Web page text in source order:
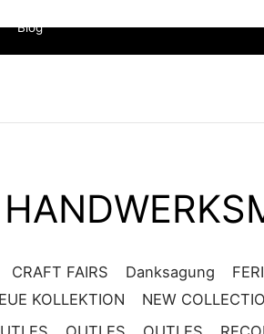
Blog
CRAFT FAIRS Danksagung
KOLLEKTION NEW